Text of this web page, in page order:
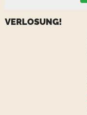
VERLOSUNG!